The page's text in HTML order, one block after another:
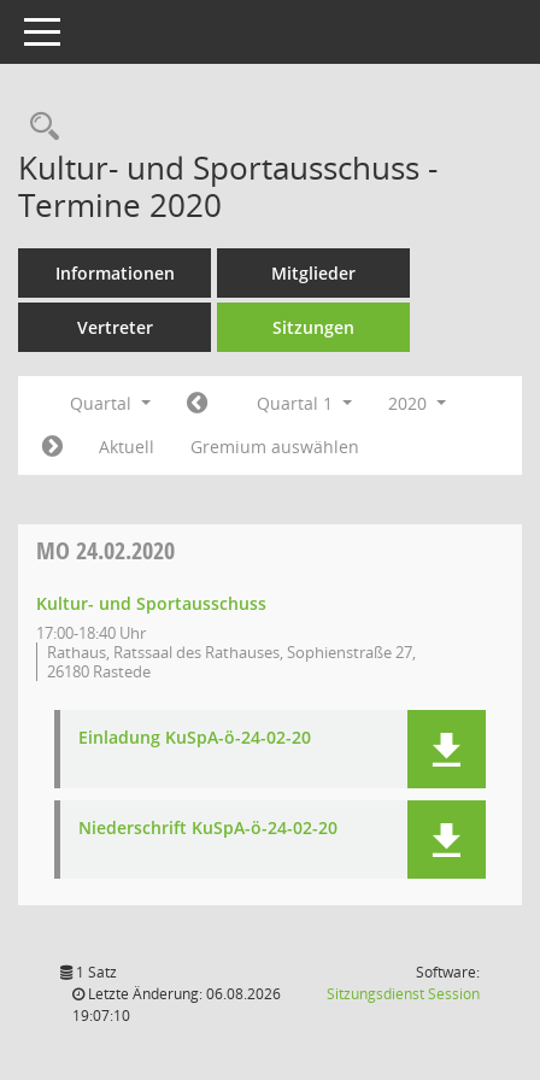
Toggle navigation
Rechercheauswahl
Kultur- und Sportausschuss -
Termine 2020
Informationen Mitglieder
Vertreter Sitzungen
Quartal Quartal 1
2020
Aktuell
Gremium auswählen
MO 24.02.2020
Kultur- und Sportausschuss
17:00-18:40 Uhr
Rathaus, Ratssaal des Rathauses, Sophienstraße 27,
26180 Rastede
Einladung KuSpA-ö-24-02-20
Niederschrift KuSpA-ö-24-02-20
1 Satz
Letzte Änderung: 06.08.2026
19:07:10
Software:
SitzungsdienstSession(Wird in